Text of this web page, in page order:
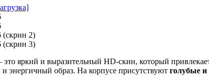
яркий и выразительный HD-скин, который
энергичный образ. На корпусе присутствуют голубые и